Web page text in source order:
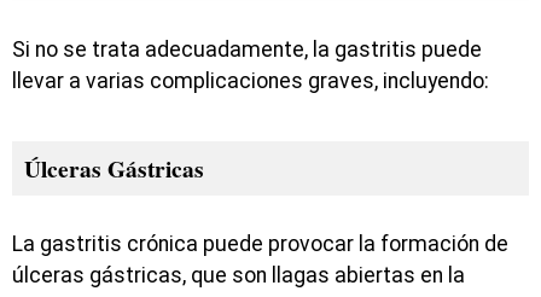
Si no se trata adecuadamente, la gastritis puede
llevar a varias complicaciones graves, incluyendo:
Úlceras Gástricas
La gastritis crónica puede provocar la formación de
úlceras gástricas, que son llagas abiertas en la